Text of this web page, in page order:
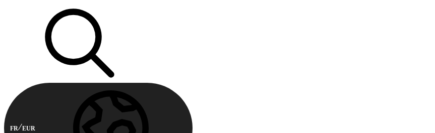
FR EUR